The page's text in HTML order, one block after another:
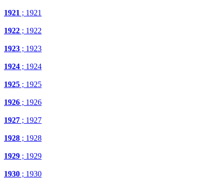
1921 ; 1921
1922 ; 1922
1923 ; 1923
1924 ; 1924
1925 ; 1925
1926 ; 1926
1927 ; 1927
1928 ; 1928
1929 ; 1929
1930 ; 1930